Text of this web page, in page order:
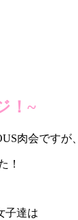
！~
肉会ですが、
！
子達は